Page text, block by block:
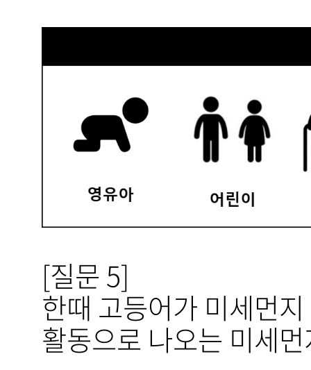
[질문 5]
한때 고등어가 미세먼
활동으로 나오는 미세